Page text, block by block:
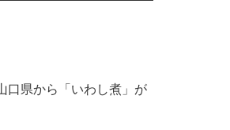
口県から「いわし煮」が